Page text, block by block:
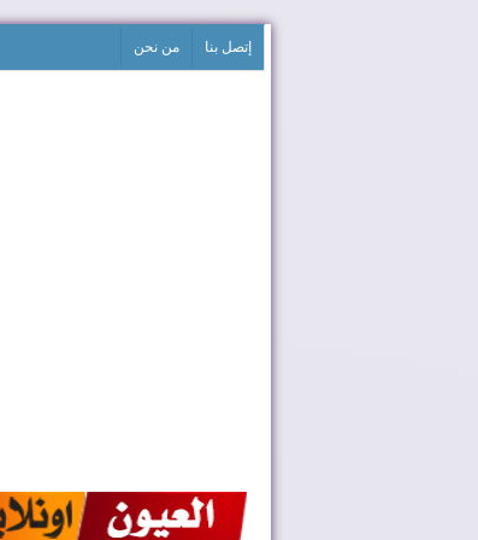
إتصل بنا من نحن